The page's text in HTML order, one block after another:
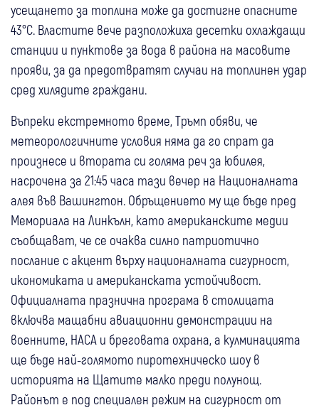
усещането за топлина може да достигне опасните
43°C. Властите вече разположиха десетки охлаждащи
станции и пунктове за вода в района на масовите
прояви, за да предотвратят случаи на топлинен удар
сред хилядите граждани.
Въпреки екстремното време, Тръмп обяви, че
метеорологичните условия няма да го спрат да
произнесе и втората си голяма реч за юбилея,
насрочена за 21:45 часа тази вечер на Националната
алея във Вашингтон. Обръщението му ще бъде пред
Мемориала на Линкълн, като американските медии
съобщават, че се очаква силно патриотично
послание с акцент върху националната сигурност,
икономиката и американската устойчивост.
Официалната празнична програма в столицата
включва мащабни авиационни демонстрации на
военните, НАСА и бреговата охрана, а кулминацията
ще бъде най-голямото пиротехническо шоу в
историята на Щатите малко преди полунощ.
Районът е под специален режим на сигурност от